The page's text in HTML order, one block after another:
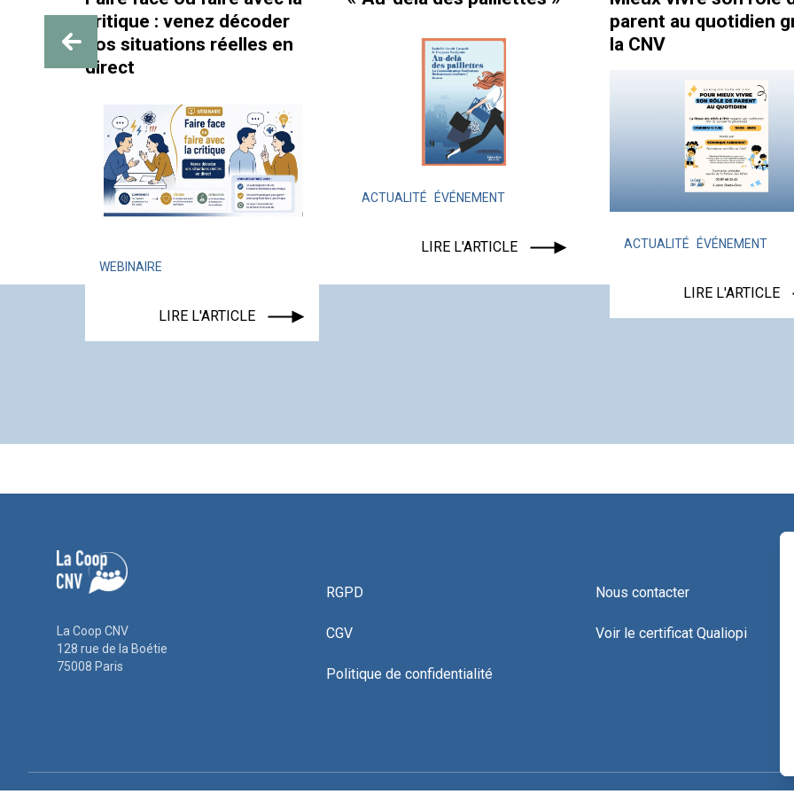
ACTUALITÉ ÉVÉNEMENT
la CNV
ACTUALITÉ ÉVÉNEMENT
équipe ?
LA COOP CNV
LIRE
La Coop CNV
128 rue de la Boétie
75008 Paris
RGPD
CGV
Politique de confidentialité
Nous contacter
Voir le certificat Qualiopi